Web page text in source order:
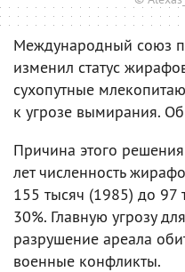
Международный союз
изменил статус
сухопутные
к угрозе вымирания.
Причина этого
лет численность
155 тысяч (1985) до
30%. Главную угрозу
разрушение ареала
военные конфликты.